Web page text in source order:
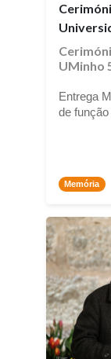
UMinho
Entrega
de
Memória